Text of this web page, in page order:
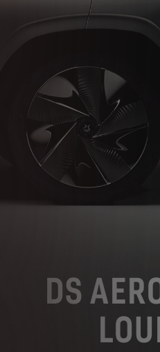
DS